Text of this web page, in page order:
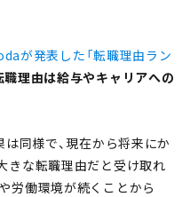
が発表した「転職理由ラン
理由は給与やキャリアへの
同様で、現在から将来にか
きな転職理由だと受け取れ
労働環境が続くことから